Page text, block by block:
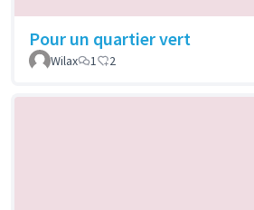
Pour un quartier vert
Wilax 1 2